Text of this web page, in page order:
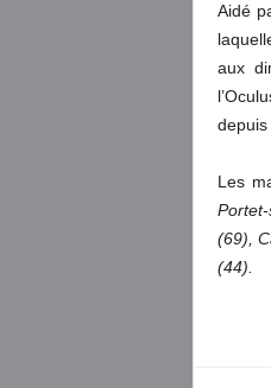
Aidé
aux
depuis
Les
(69),
(44).